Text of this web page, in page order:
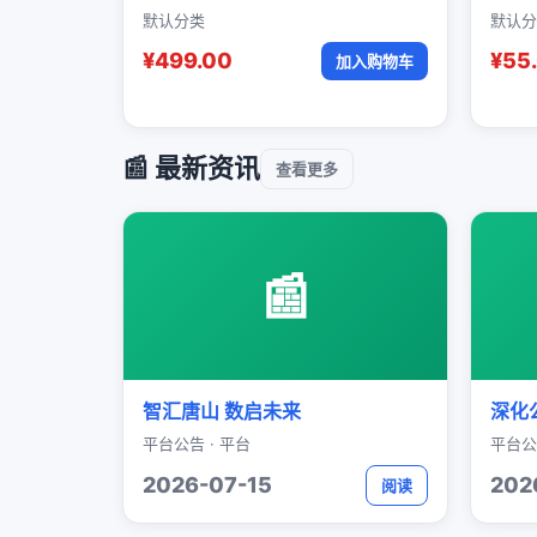
默认分类
¥499.00 加入购物车
默认
📰 最新资讯 查看更多
📰
智汇唐山 数启未来
平台公告 · 平台
2026-07-15 阅读
深化
平台